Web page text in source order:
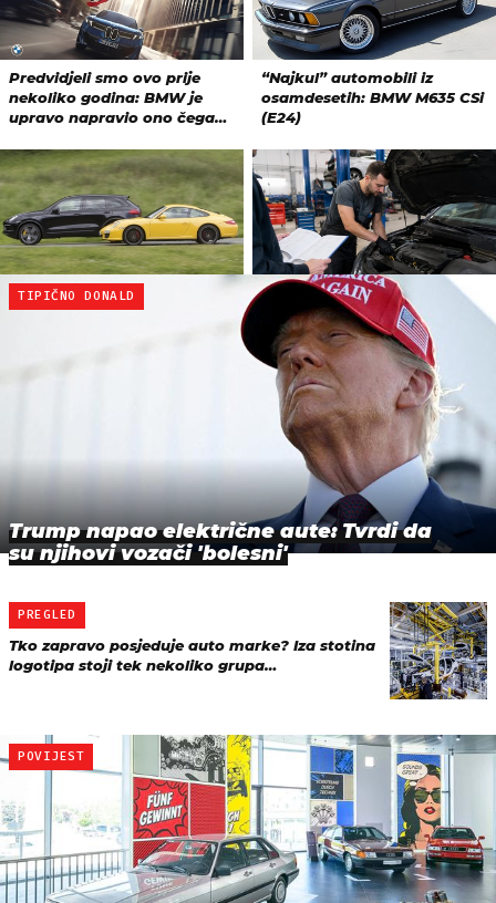
TIPIČNO DONALD
Trump napao električne aute: Tvrdi da
su njihovi vozači 'bolesni'
PREGLED
Tko zapravo posjeduje auto marke? Iza stotina
logotipa stoji tek nekoliko grupa…
POVIJEST